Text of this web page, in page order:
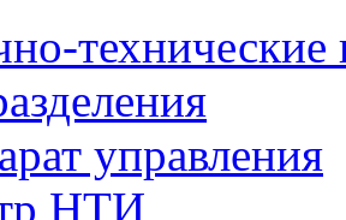
технические
управления
НТИ